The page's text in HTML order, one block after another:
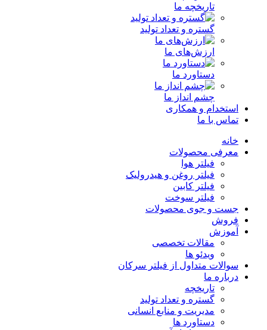
تاریخچه ما
گستره و تعداد تولید
ارزش‌های ما
دستاورد ما
چشم انداز ما
استخدام و همکاری
تماس با ما
خانه
معرفی محصولات
فیلتر هوا
فیلتر روغن و هیدرولیک
فیلتر کابین
فیلتر سوخت
جست و جوی محصولات
فروش
آموزش
مقالات تخصصی
ویدئو ها
سوالات متداول از فیلتر سرکان
درباره ما
تاریخچه
گستره و تعداد تولید
مدیریت و منابع انسانی
دستاورد ها